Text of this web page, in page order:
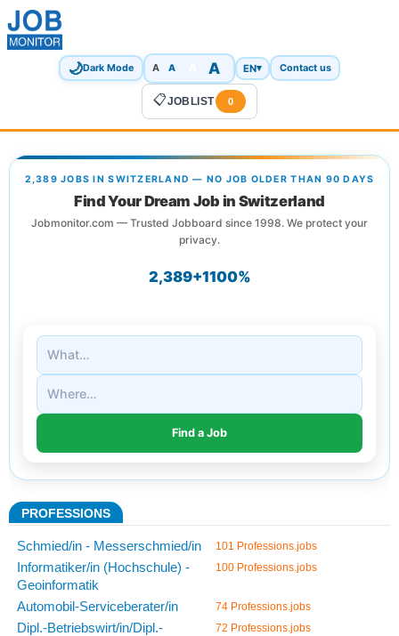
🌙Dark Mode A A A EN▾ Contact us
📋JOBLIST 0
2,389 JOBS IN SWITZERLAND — NO JOB OLDER THAN 90 DAYS
Find Your Dream Job in Switzerland
Jobmonitor.com — Trusted Jobboard since 1998. We protect your
privacy.
2,389+1100%
PROFESSIONS
Schmied/in - Messerschmied/in 101 Professions.jobs
Informatiker/in (Hochschule) -
Geoinformatik
100 Professions.jobs
Automobil-Serviceberater/in 74 Professions.jobs
Dipl.-Betriebswirt/in/Dipl.-
72 Professions.jobs